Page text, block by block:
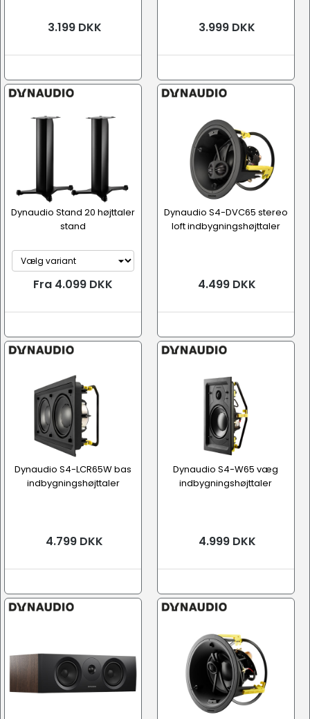
3.199 DKK 3.999 DKK
Dynaudio Stand 20 højttaler
stand
Fra 4.099 DKK
Dynaudio S4-DVC65 stereo
loft indbygningshøjttaler
4.499 DKK
Dynaudio S4-LCR65W bas
indbygningshøjttaler
4.799 DKK
Dynaudio S4-W65 væg
indbygningshøjttaler
4.999 DKK